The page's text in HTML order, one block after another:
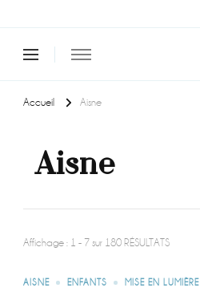
Accueil Aisne
Aisne
Affichage : 1 - 7 sur 180 RÉSULTATS
AISNE ENFANTS MISE EN LUMIÈRE